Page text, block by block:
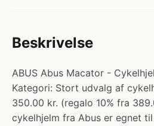
Beskrivelse
ABUS Abus Macator -
Kategori: Stort udvalg af
350.00 kr. (regalo 10% fra
cykelhjelm fra Abus er egnet